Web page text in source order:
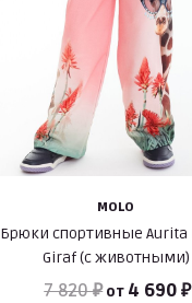
MOLO
Брюки спортивные Aurita
Giraf (с животными)
7 820 ₽ от 4 690 ₽